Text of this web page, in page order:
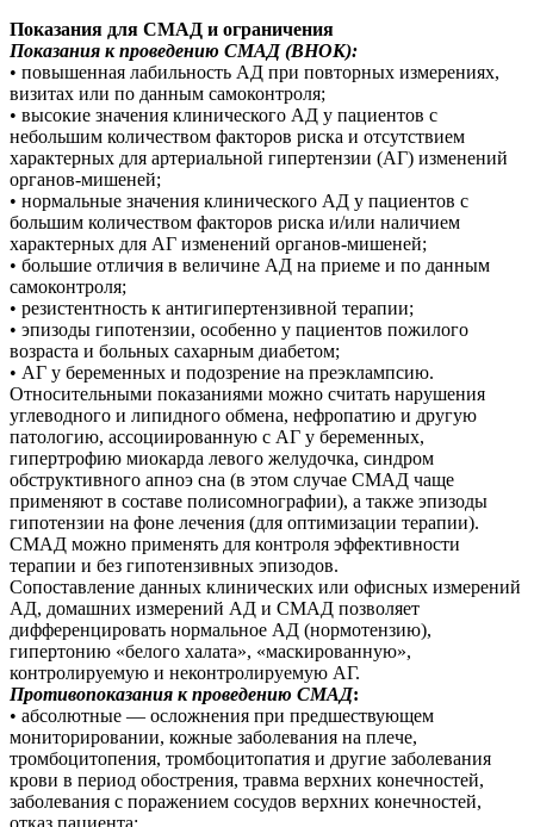
Показания для СМАД и ограничения
Показания к проведению СМАД (ВНОК):
• повышенная лабильность АД при повторных измерениях,
визитах или по данным самоконтроля;
• высокие значения клинического АД у пациентов с
небольшим количеством факторов риска и отсутствием
характерных для артериальной гипертензии (АГ) изменений
органов-мишеней;
• нормальные значения клинического АД у пациентов с
большим количеством факторов риска и/или наличием
характерных для АГ изменений органов-мишеней;
• большие отличия в величине АД на приеме и по данным
самоконтроля;
• резистентность к антигипертензивной терапии;
• эпизоды гипотензии, особенно у пациентов пожилого
возраста и больных сахарным диабетом;
• АГ у беременных и подозрение на преэклампсию.
Относительными показаниями можно считать нарушения
углеводного и липидного обмена, нефропатию и другую
патологию, ассоциированную с АГ у беременных,
гипертрофию миокарда левого желудочка, синдром
обструктивного апноэ сна (в этом случае СМАД чаще
применяют в составе полисомнографии), а также эпизоды
гипотензии на фоне лечения (для оптимизации терапии).
СМАД можно применять для контроля эффективности
терапии и без гипотензивных эпизодов.
Сопоставление данных клинических или офисных измерений
АД, домашних измерений АД и СМАД позволяет
дифференцировать нормальное АД (нормотензию),
гипертонию «белого халата», «маскированную»,
контролируемую и неконтролируемую АГ.
Противопоказания к проведению СМАД:
• абсолютные — осложнения при предшествующем
мониторировании, кожные заболевания на плече,
тромбоцитопения, тромбоцитопатия и другие заболевания
крови в период обострения, травма верхних конечностей,
заболевания с поражением сосудов верхних конечностей,
отказ пациента;